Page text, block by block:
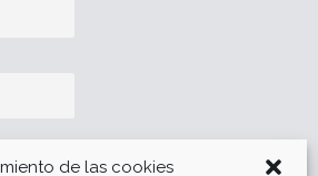
de las cookies